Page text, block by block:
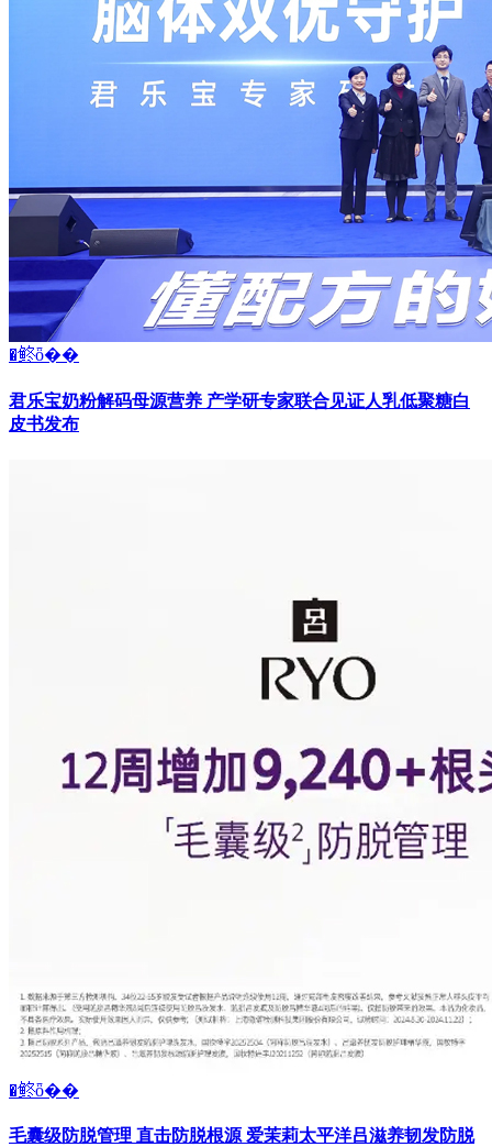
�鿴ȫ��
君乐宝奶粉解码母源营养 产学研专家联合见证人乳低聚糖白
皮书发布
�鿴ȫ��
毛囊级防脱管理 直击防脱根源 爱茉莉太平洋吕滋养韧发防脱